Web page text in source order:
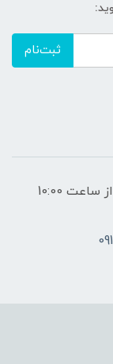
ثبت‌نام
ساعات پاسخگویی: فقط روزهای غیر تعطیل از ساعت 10:00